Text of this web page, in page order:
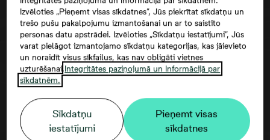
Google maps trešās puses datu
izmantošana
Izvēloties „Pieņemt visas sīkdatnes”, Jūs piekrītat sīkdatņu un
trešo pušu pakalpojumu izmantošanai un ar to saistīto
personas datu apstrādei. Izvēloties „Sīkdatņu iestatījumi”, Jūs
varat pielāgot izmantojamo sīkdatņu kategorijas, kas jāievieto
un noraidīt visus sīkfailus, kas nav obligāti vietnes
uzturēšanai.Integritātes paziņojumā un Informācijā par
sīkdatnēm.
Sīkdatņu
iestatījumi
Pieņemt visas
sīkdatnes